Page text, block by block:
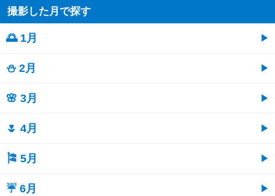
撮影した月で探す
🌅 1月
⛄ 2月
🌸 3月
🌷 4月
🎏 5月
☔ 6月